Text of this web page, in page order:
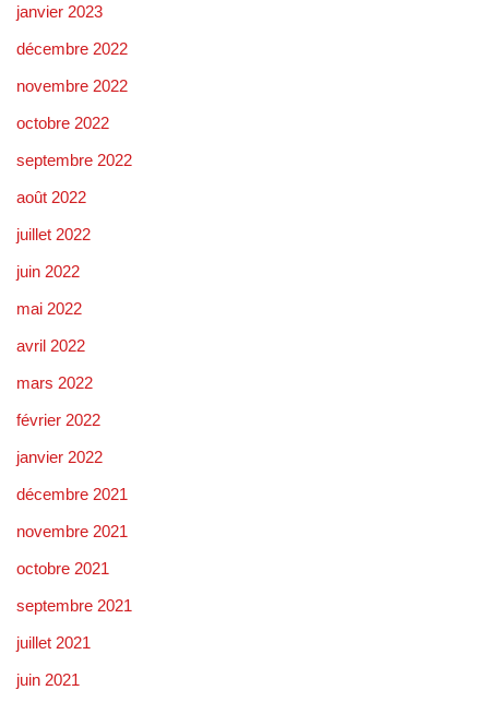
janvier 2023
décembre 2022
novembre 2022
octobre 2022
septembre 2022
août 2022
juillet 2022
juin 2022
mai 2022
avril 2022
mars 2022
février 2022
janvier 2022
décembre 2021
novembre 2021
octobre 2021
septembre 2021
juillet 2021
juin 2021